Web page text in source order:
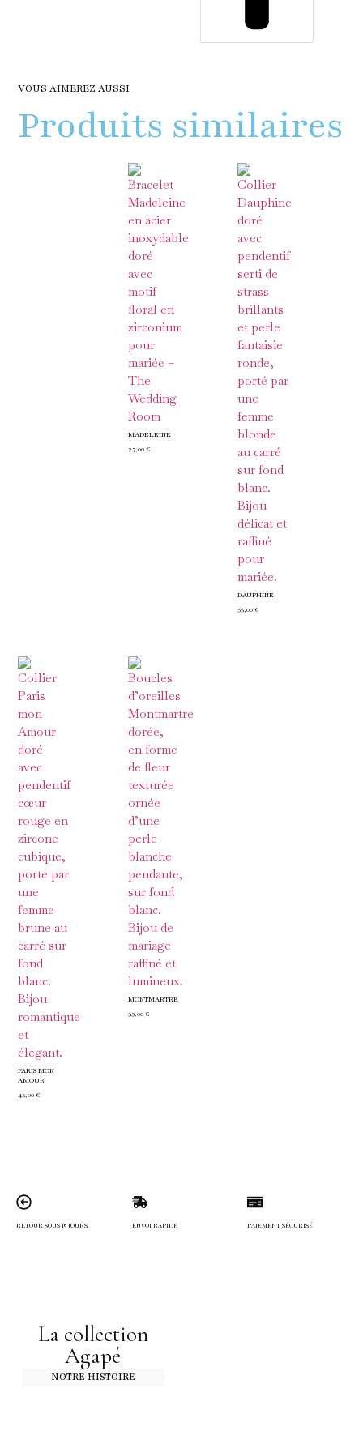
VOUS AIMEREZ AUSSI
Produits similaires
MADELEINE
27,00€
DAUPHINE
55,00€
PARIS MON
AMOUR
45,00€
MONTMARTRE
55,00€
RETOUR SOUS 15 JOURS ENVOI RAPIDE PAIEMENT SÉCURISÉ
La collection
Agapé
NOTRE HISTOIRE